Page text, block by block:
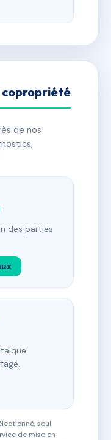
copropriété
de nos
des parties
seul
de mise en